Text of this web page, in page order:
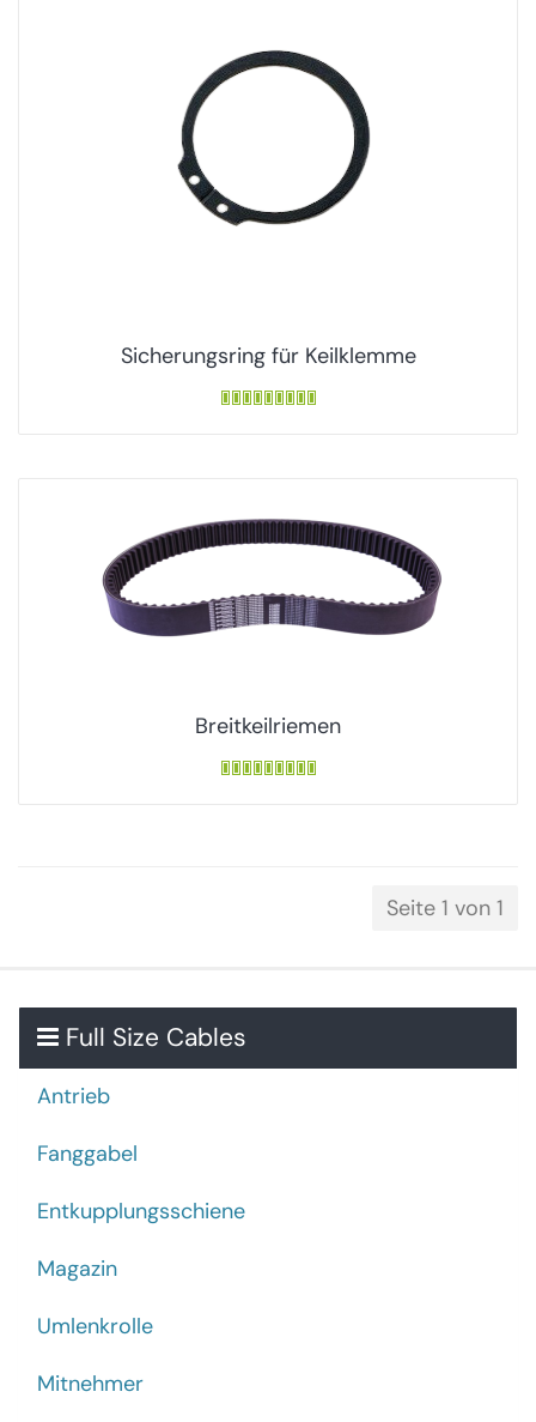
Sicherungsring für Keilklemme
Breitkeilriemen
Seite 1 von 1
Full Size Cables
Antrieb
Fanggabel
Entkupplungsschiene
Magazin
Umlenkrolle
Mitnehmer